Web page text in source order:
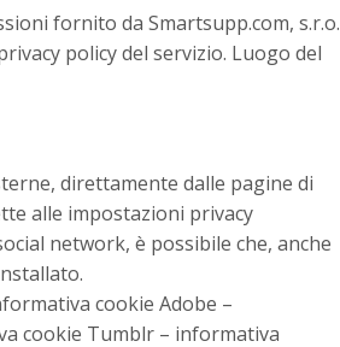
fornito da Smartsupp.com, s.r.o.
policy del servizio. Luogo del
direttamente dalle pagine di
alle impostazioni privacy
network, è possibile che, anche
cookie Adobe –
cookie Tumblr – informativa